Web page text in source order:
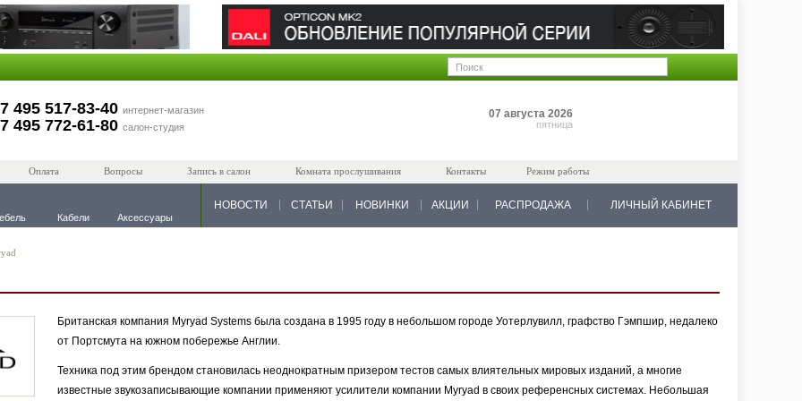
495 517-83-40 интернет-магазин
495 772-61-80 салон-студия
07 августа 2026
пятница
Оплата Вопросы Запись в салон Комната прослушивания Контакты Режим работы
Кабели Аксессуары
НОВОСТИ СТАТЬИ НОВИНКИ АКЦИИ РАСПРОДАЖА ЛИЧНЫЙ КАБИНЕТ
Британская компания Myryad Systems была создана в 1995 году в небольшом городе Уотерлувилл, графство Гэмпшир, недалеко
от Портсмута на южном побережье Англии.
Техника под этим брендом становилась неоднократным призером тестов самых влиятельных мировых изданий, а многие
известные звукозаписывающие компании применяют усилители компании Myryad в своих референсных системах. Небольшая